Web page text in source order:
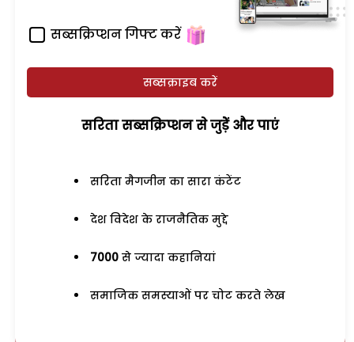
सब्सक्रिप्शन गिफ्ट करें
सब्सक्राइब करें
सरिता सब्सक्रिप्शन से जुड़ेें और पाएं
सरिता मैगजीन का सारा कंटेंट
देश विदेश के राजनैतिक मुद्दे
7000 से ज्यादा कहानियां
समाजिक समस्याओं पर चोट करते लेख